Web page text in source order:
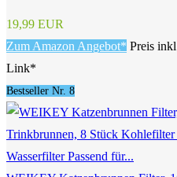
19,99 EUR
Zum Amazon Angebot* Preis
Link*
Bestseller Nr. 8